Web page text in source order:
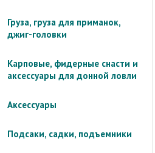
Груза, груза для приманок,
джиг-головки
Карповые, фидерные снасти и
аксессуары для донной ловли
Аксессуары
Подсаки, садки, подъемники